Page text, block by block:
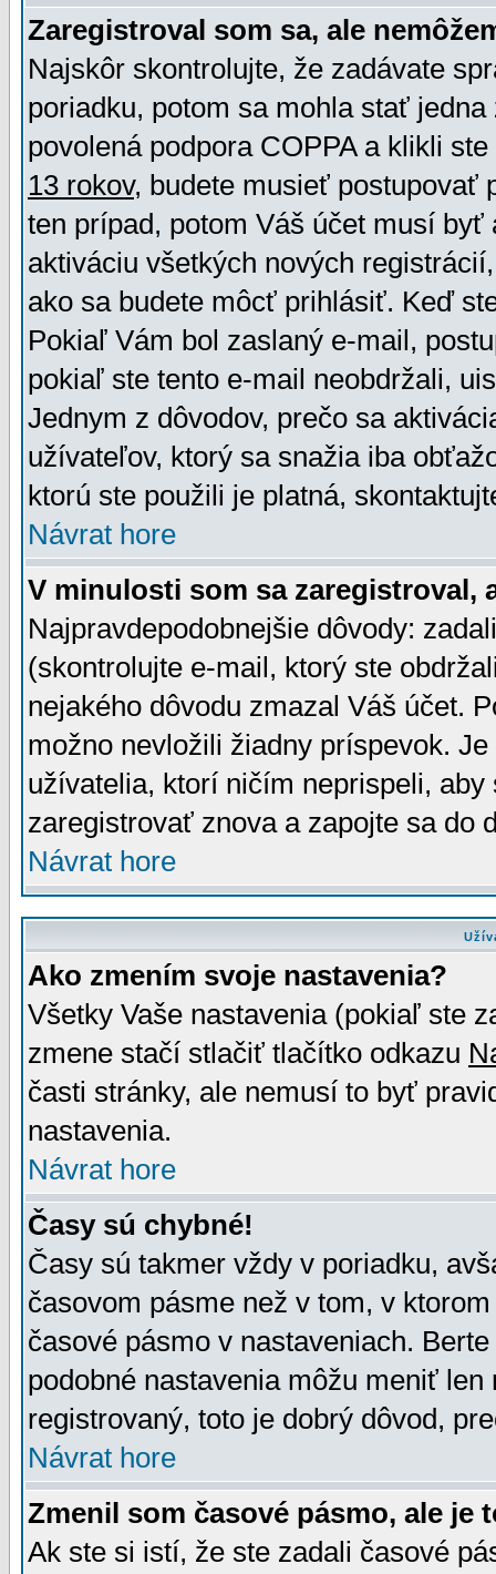
Zaregistroval som sa, ale
Najskôr skontrolujte, že zadávate
poriadku, potom sa mohla stať
povolená podpora COPPA a klikli
13 rokov, budete musieť postupovať
ten prípad, potom Váš účet musí
aktiváciu všetkých nových
ako sa budete môcť prihlásiť. Keď
Pokiaľ Vám bol zaslaný e-mail,
pokiaľ ste tento e-mail neobdržali,
Jednym z dôvodov, prečo sa
užívateľov, ktorý sa snažia iba
ktorú ste použili je platná,
Návrat hore
V minulosti som sa zaregistroval,
Najpravdepodobnejšie dôvody:
(skontrolujte e-mail, ktorý ste
nejakého dôvodu zmazal Váš účet.
možno nevložili žiadny príspevok.
užívatelia, ktorí ničím neprispeli,
zaregistrovať znova a zapojte sa do
Návrat hore
Ako zmením svoje nastavenia?
Všetky Vaše nastavenia (pokiaľ ste
zmene stačí stlačiť tlačítko odkazu
časti stránky, ale nemusí to byť
nastavenia.
Návrat hore
Časy sú chybné!
Časy sú takmer vždy v poriadku,
časovom pásme než v tom, v
časové pásmo v nastaveniach.
podobné nastavenia môžu meniť
registrovaný, toto je dobrý dôvod,
Návrat hore
Zmenil som časové pásmo, ale je
Ak ste si istí, že ste zadali časové